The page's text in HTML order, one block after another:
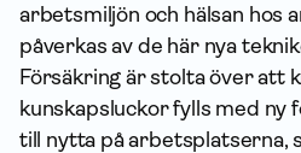
arbetsmiljön och hälsan hos
påverkas av de här nya
Försäkring är stolta över att
kunskapsluckor fylls med ny
till nytta på arbetsplatserna,